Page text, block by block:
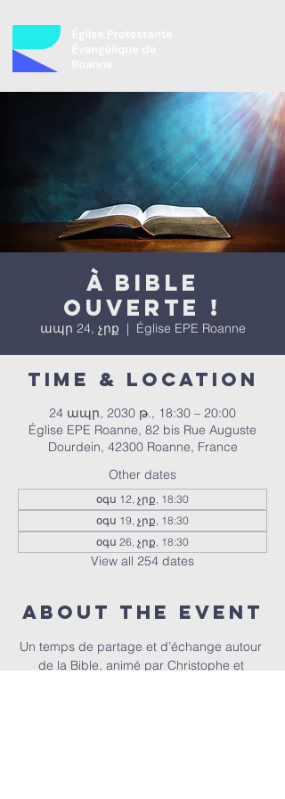
À bible
ouverte !
ապր 24, չրք
  |
Église EPE Roanne
Time & Location
24 ապր, 2030 թ., 18:30 – 20:00
Église EPE Roanne, 82 bis Rue Auguste
Dourdein, 42300 Roanne, France
Other dates
օգս 12, չրք, 18:30
օգս 19, չրք, 18:30
օգս 26, չրք, 18:30
View all 254 dates
About the event
Un temps de partage et d’échange autour
de la Bible, animé par Christophe et